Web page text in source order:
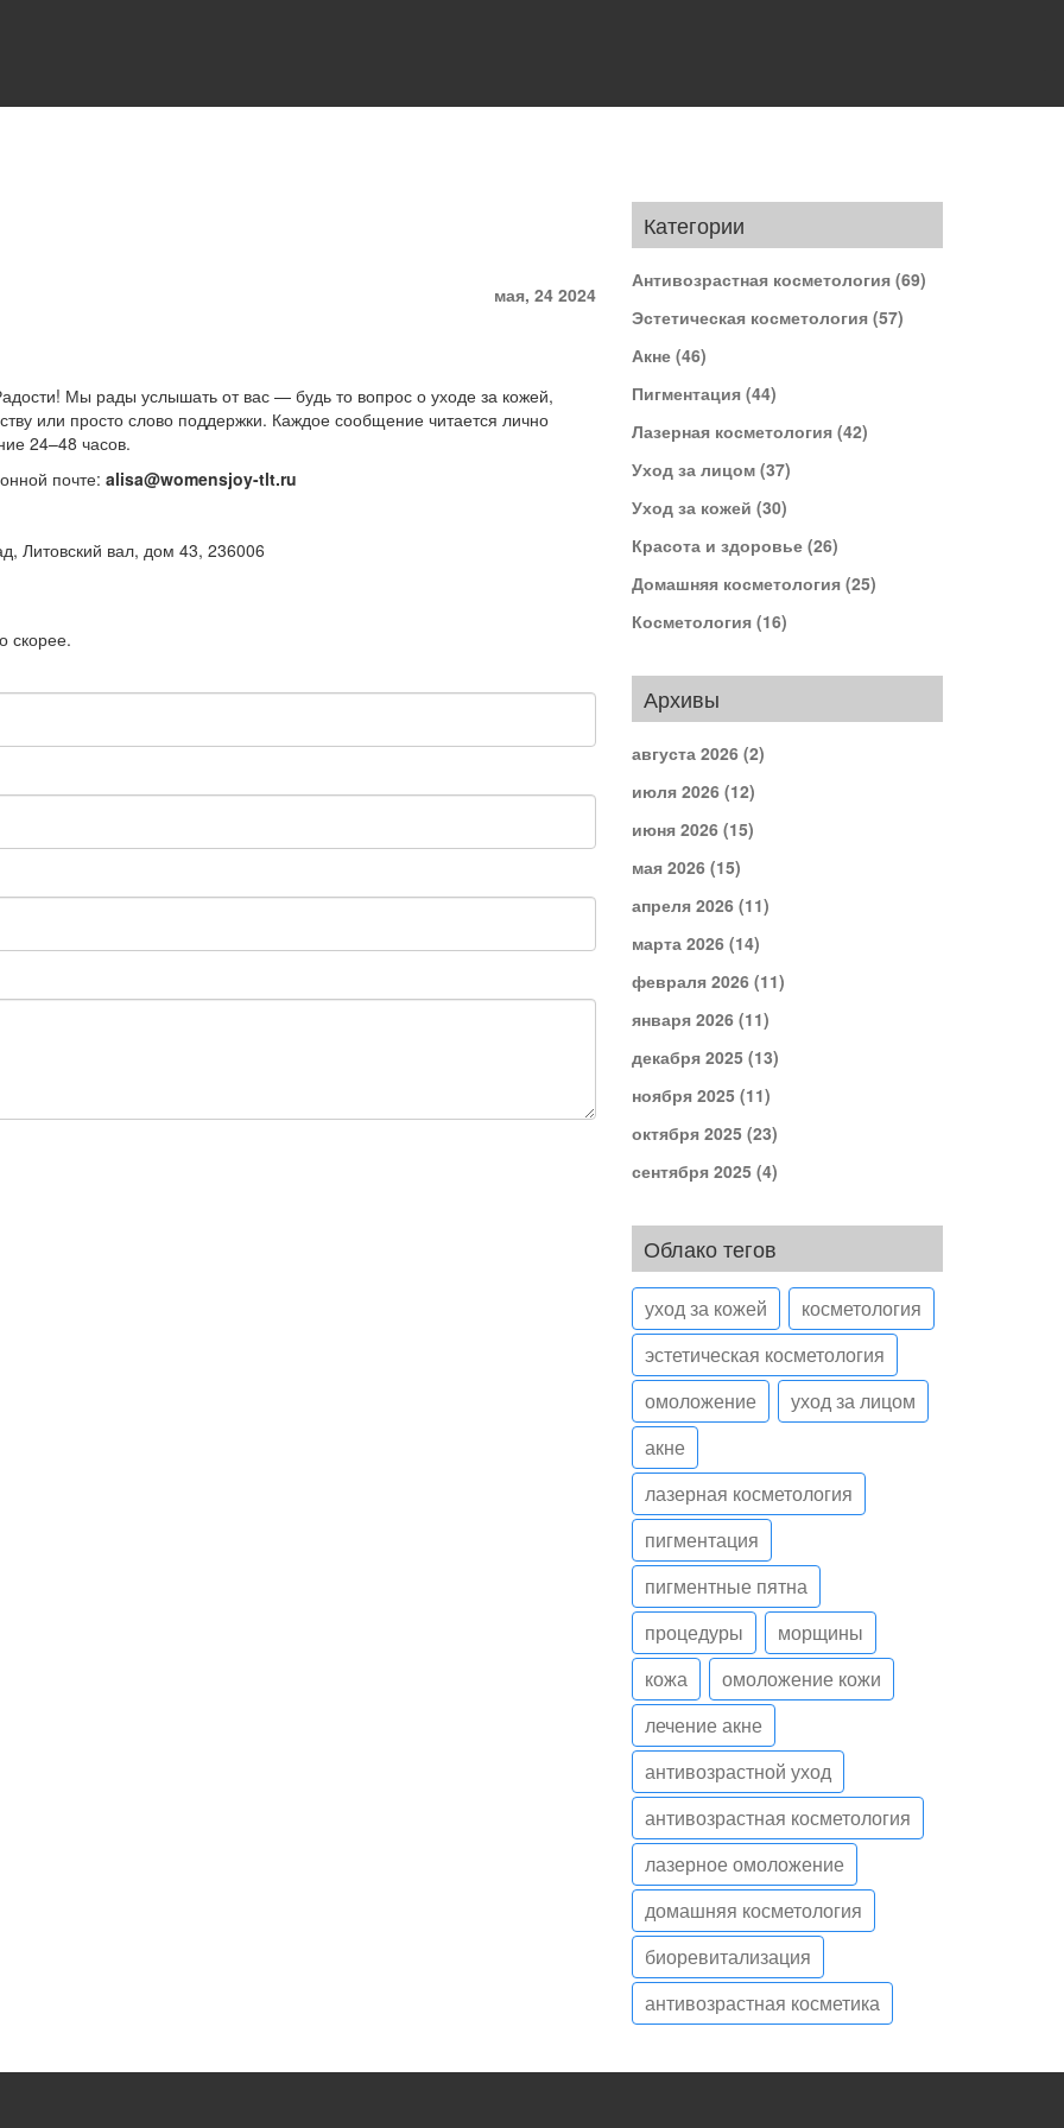
мая, 24 2024
Мы рады услышать от вас — будь то вопрос о уходе за кожей,
или просто слово поддержки. Каждое сообщение читается лично
24–48 часов.
почте: alisa@womensjoy-tlt.ru
Литовский вал, дом 43, 236006
скорее.
Категории
Антивозрастная косметология (69)
Эстетическая косметология (57)
Акне (46)
Пигментация (44)
Лазерная косметология (42)
Уход за лицом (37)
Уход за кожей (30)
Красота и здоровье (26)
Домашняя косметология (25)
Косметология (16)
Архивы
августа 2026 (2)
июля 2026 (12)
июня 2026 (15)
мая 2026 (15)
апреля 2026 (11)
марта 2026 (14)
февраля 2026 (11)
января 2026 (11)
декабря 2025 (13)
ноября 2025 (11)
октября 2025 (23)
сентября 2025 (4)
Облако тегов
уход за кожей
косметология
эстетическая косметология
омоложение
уход за лицом
акне
лазерная косметология
пигментация
пигментные пятна
процедуры
морщины
кожа
омоложение кожи
лечение акне
антивозрастной уход
антивозрастная косметология
лазерное омоложение
домашняя косметология
биоревитализация
антивозрастная косметика